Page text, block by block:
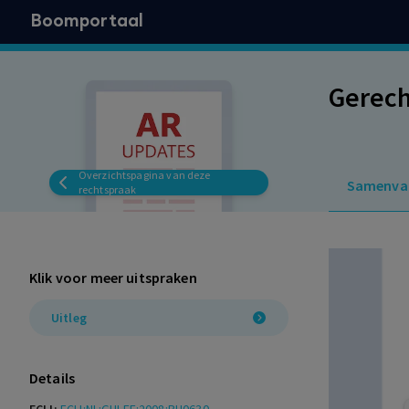
Boomportaal
Overzichtspagina van deze
rechtspraak
Klik voor meer uitspraken
Uitleg
Details